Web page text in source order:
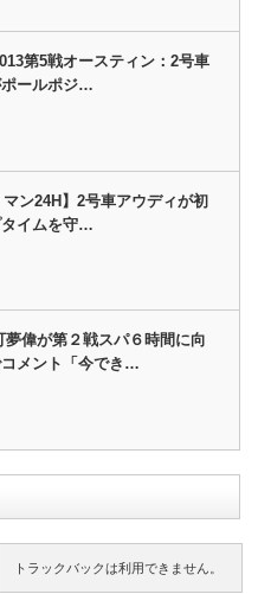
第5戦オースティン：2号車
ポールポジ…
マン24H】2号車アウディが初
タイムを守…
夢偉が第２戦スパ６時間に向
メント「今でき…
トラックバックは利用できません。